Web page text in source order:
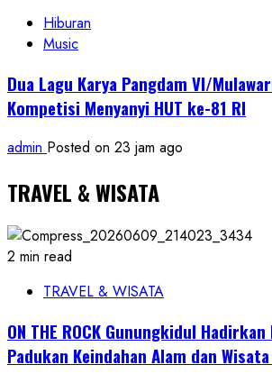
Hiburan
Music
Dua Lagu Karya Pangdam VI/
Kompetisi Menyanyi HUT ke-81 RI
admin Posted on 23 jam ago
TRAVEL & WISATA
2 min read
TRAVEL & WISATA
ON THE ROCK Gunungkidul
Padukan Keindahan Alam dan